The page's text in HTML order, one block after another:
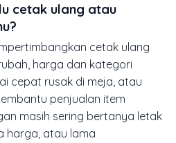
cetak ulang atau
cetak ulang
harga dan kategori
cepat rusak di meja, atau
penjualan item
masih sering bertanya letak
harga, atau lama